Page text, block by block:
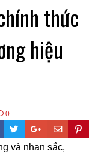
thức
hiệu
0
và nhan sắc,